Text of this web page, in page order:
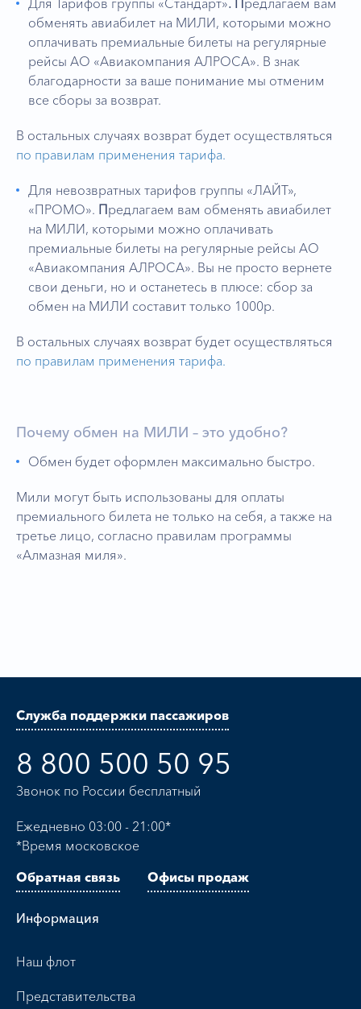
Для Тарифов группы «Стандарт». П редлагаем вам
обменять авиабилет на МИЛИ, которыми можно
оплачивать премиальные билеты на регулярные
рейсы АО «Авиакомпания АЛРОСА». В знак
благодарности за ваше понимание мы отменим
все сборы за возврат.
В остальных случаях возврат будет осуществляться
по правилам применения тарифа.
Для невозвратных тарифов группы «ЛАЙТ»,
«ПРОМО». Предлагаем вам обменять авиабилет
на МИЛИ, которыми можно оплачивать
премиальные билеты на регулярные рейсы АО
«Авиакомпания АЛРОСА». Вы не просто вернете
свои деньги, но и останетесь в плюсе: сбор за
обмен на МИЛИ составит только 1000р.
В остальных случаях возврат будет осуществляться
по правилам применения тарифа.
Почему обмен на МИЛИ – это удобно?
Обмен будет оформлен максимально быстро.
Мили могут быть использованы для оплаты
премиального билета не только на себя, а также на
третье лицо, согласно правилам программы
«Алмазная миля».
Служба поддержки пассажиров
8 800 500 50 95
Звонок по России бесплатный
Ежедневно 03:00 - 21:00*
*Время московское
Обратная связь
Офисы продаж
Информация
Наш флот
Представительства